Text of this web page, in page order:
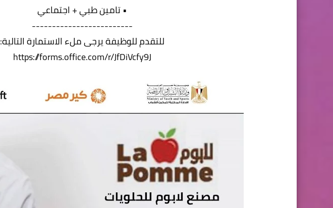
• تامين طبي + اجتماعي
-------------------------
للتقدم للوظيفة يرجى ملء الاستمارة التالية:
https://forms.office.com/r/JfDiVcfy9J